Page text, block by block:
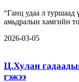
“Ганц удаа л туршаад
амьдралын хамгийн
2026-03-05
Ц.Хулан
гэжээ